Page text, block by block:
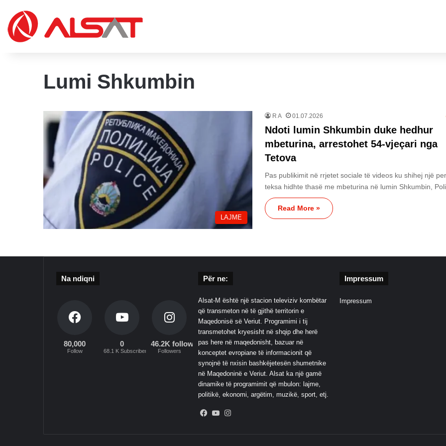
Lumi Shkumbin
LAJME
R A 01.07.2026
Ndoti lumin Shkumbin duke hedhur
mbeturina, arrestohet 54-vjeçari nga
Tetova
Pas publikimit në rrjetet sociale të videos ku shihej një
teksa hidhte thasë me mbeturina në lumin Shkumbin,
Read More »
Na ndiqni
80,000
Follow
0
68.1 K Subscribers
46.2K followers
Followers
Për ne:
Alsat-M është një stacion televiziv kombëtar
që transmeton në të gjithë territorin e
Maqedonisë së Veriut. Programimi i tij
transmetohet kryesisht në shqip dhe herë
pas here në maqedonisht, bazuar në
konceptet evropiane të informacionit që
synojnë të nxisin bashkëjetesën shumetnike
në Maqedoninë e Veriut. Alsat ka një gamë
dinamike të programimit që mbulon: lajme,
politikë, ekonomi, argëtim, muzikë, sport, etj.
Facebook
YouTube
Impressum
Impressum